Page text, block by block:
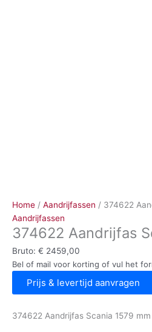
Home / Aandrijfassen / 374622
Aandrijfassen
374622 Aandrijfas
Bruto: € 2459,00
Bel of mail voor korting of vul het
Prijs & levertijd aanvragen
374622 Aandrijfas Scania 1579 mm